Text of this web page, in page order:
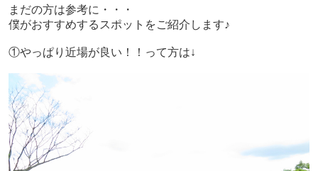
まだの方は参考に・・・
僕がおすすめするスポットをご紹介します♪
①やっぱり近場が良い！！って方は↓